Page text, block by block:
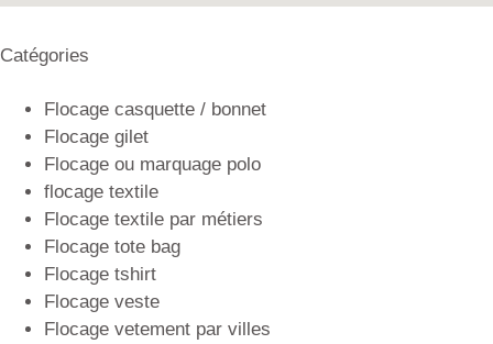
Catégories
Flocage casquette / bonnet
Flocage gilet
Flocage ou marquage polo
flocage textile
Flocage textile par métiers
Flocage tote bag
Flocage tshirt
Flocage veste
Flocage vetement par villes